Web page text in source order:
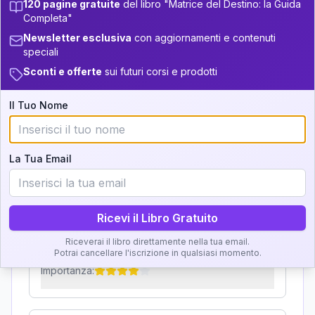
13.5-14
14-16 11
16-17.5 11
+3 18
34-36
Zone della Matrice:
Analisi, Significato e
Interpretazione
Clicca su ogni zona per leggere la definizione e
Zona del Ritratto
Importanza:
Karma Genitore-Figlio
Importanza:
120 pagine gratuite del libro "Matrice del Destino: la Guida
Completa"
Newsletter esclusiva con aggiornamenti e contenuti
speciali
Sconti e offerte sui futuri corsi e prodotti
Il Tuo Nome
La Tua Email
Ricevi il Libro Gratuito
Riceverai il libro direttamente nella tua email.
Potrai cancellare l'iscrizione in qualsiasi momento.